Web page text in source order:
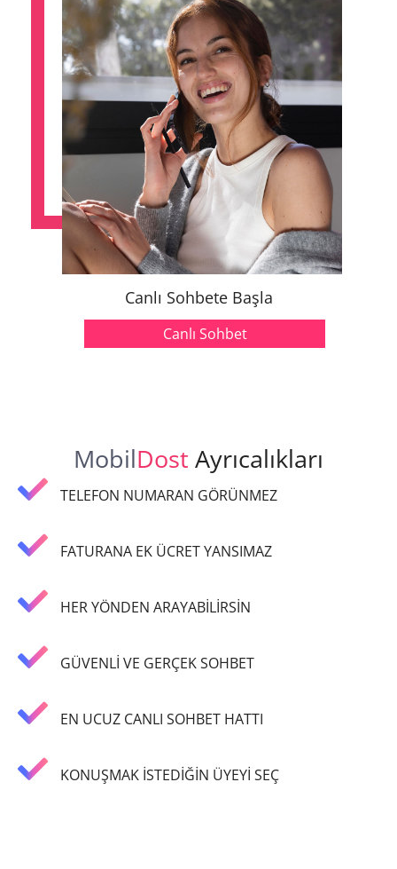
Canlı Sohbete Başla
Canlı Sohbet
MobilDost Ayrıcalıkları
TELEFON NUMARAN GÖRÜNMEZ
FATURANA EK ÜCRET YANSIMAZ
HER YÖNDEN ARAYABİLİRSİN
GÜVENLİ VE GERÇEK SOHBET
EN UCUZ CANLI SOHBET HATTI
KONUŞMAK İSTEDİĞİN ÜYEYİ SEÇ